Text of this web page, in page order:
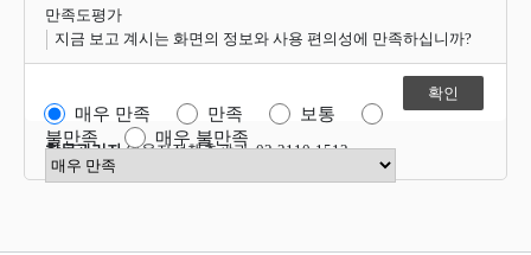
만족도평가
지금 보고 계시는 화면의 정보와 사용 편의성에 만족하십니까?
매우 만족 만족
보통
불만족
매우 불만족
만족도 점수 선택
항목관리자이용자정책총괄과 02-2110-1512